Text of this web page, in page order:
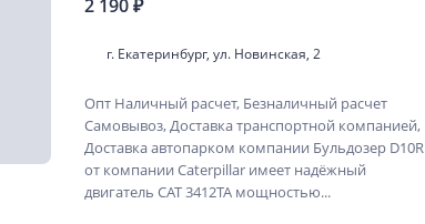
2 190 ₽
г. Екатеринбург, ул. Новинская, 2
Опт Наличный расчет, Безналичный расчет
Самовывоз, Доставка транспортной компанией,
Доставка автопарком компании Бульдозер D10R
от компании Caterpillar имеет надёжный
двигатель CAT 3412TA мощностью...